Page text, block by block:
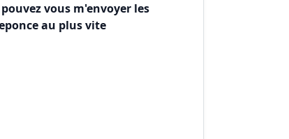
vous m'envoyer les
au plus vite